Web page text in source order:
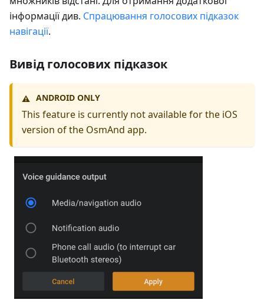
інформації див. Спрацювання голосових підказок
навігації.
Вивід голосових підказок
⚠️ ANDROID ONLY
This feature is currently not available for the iOS
version of the OsmAnd app.